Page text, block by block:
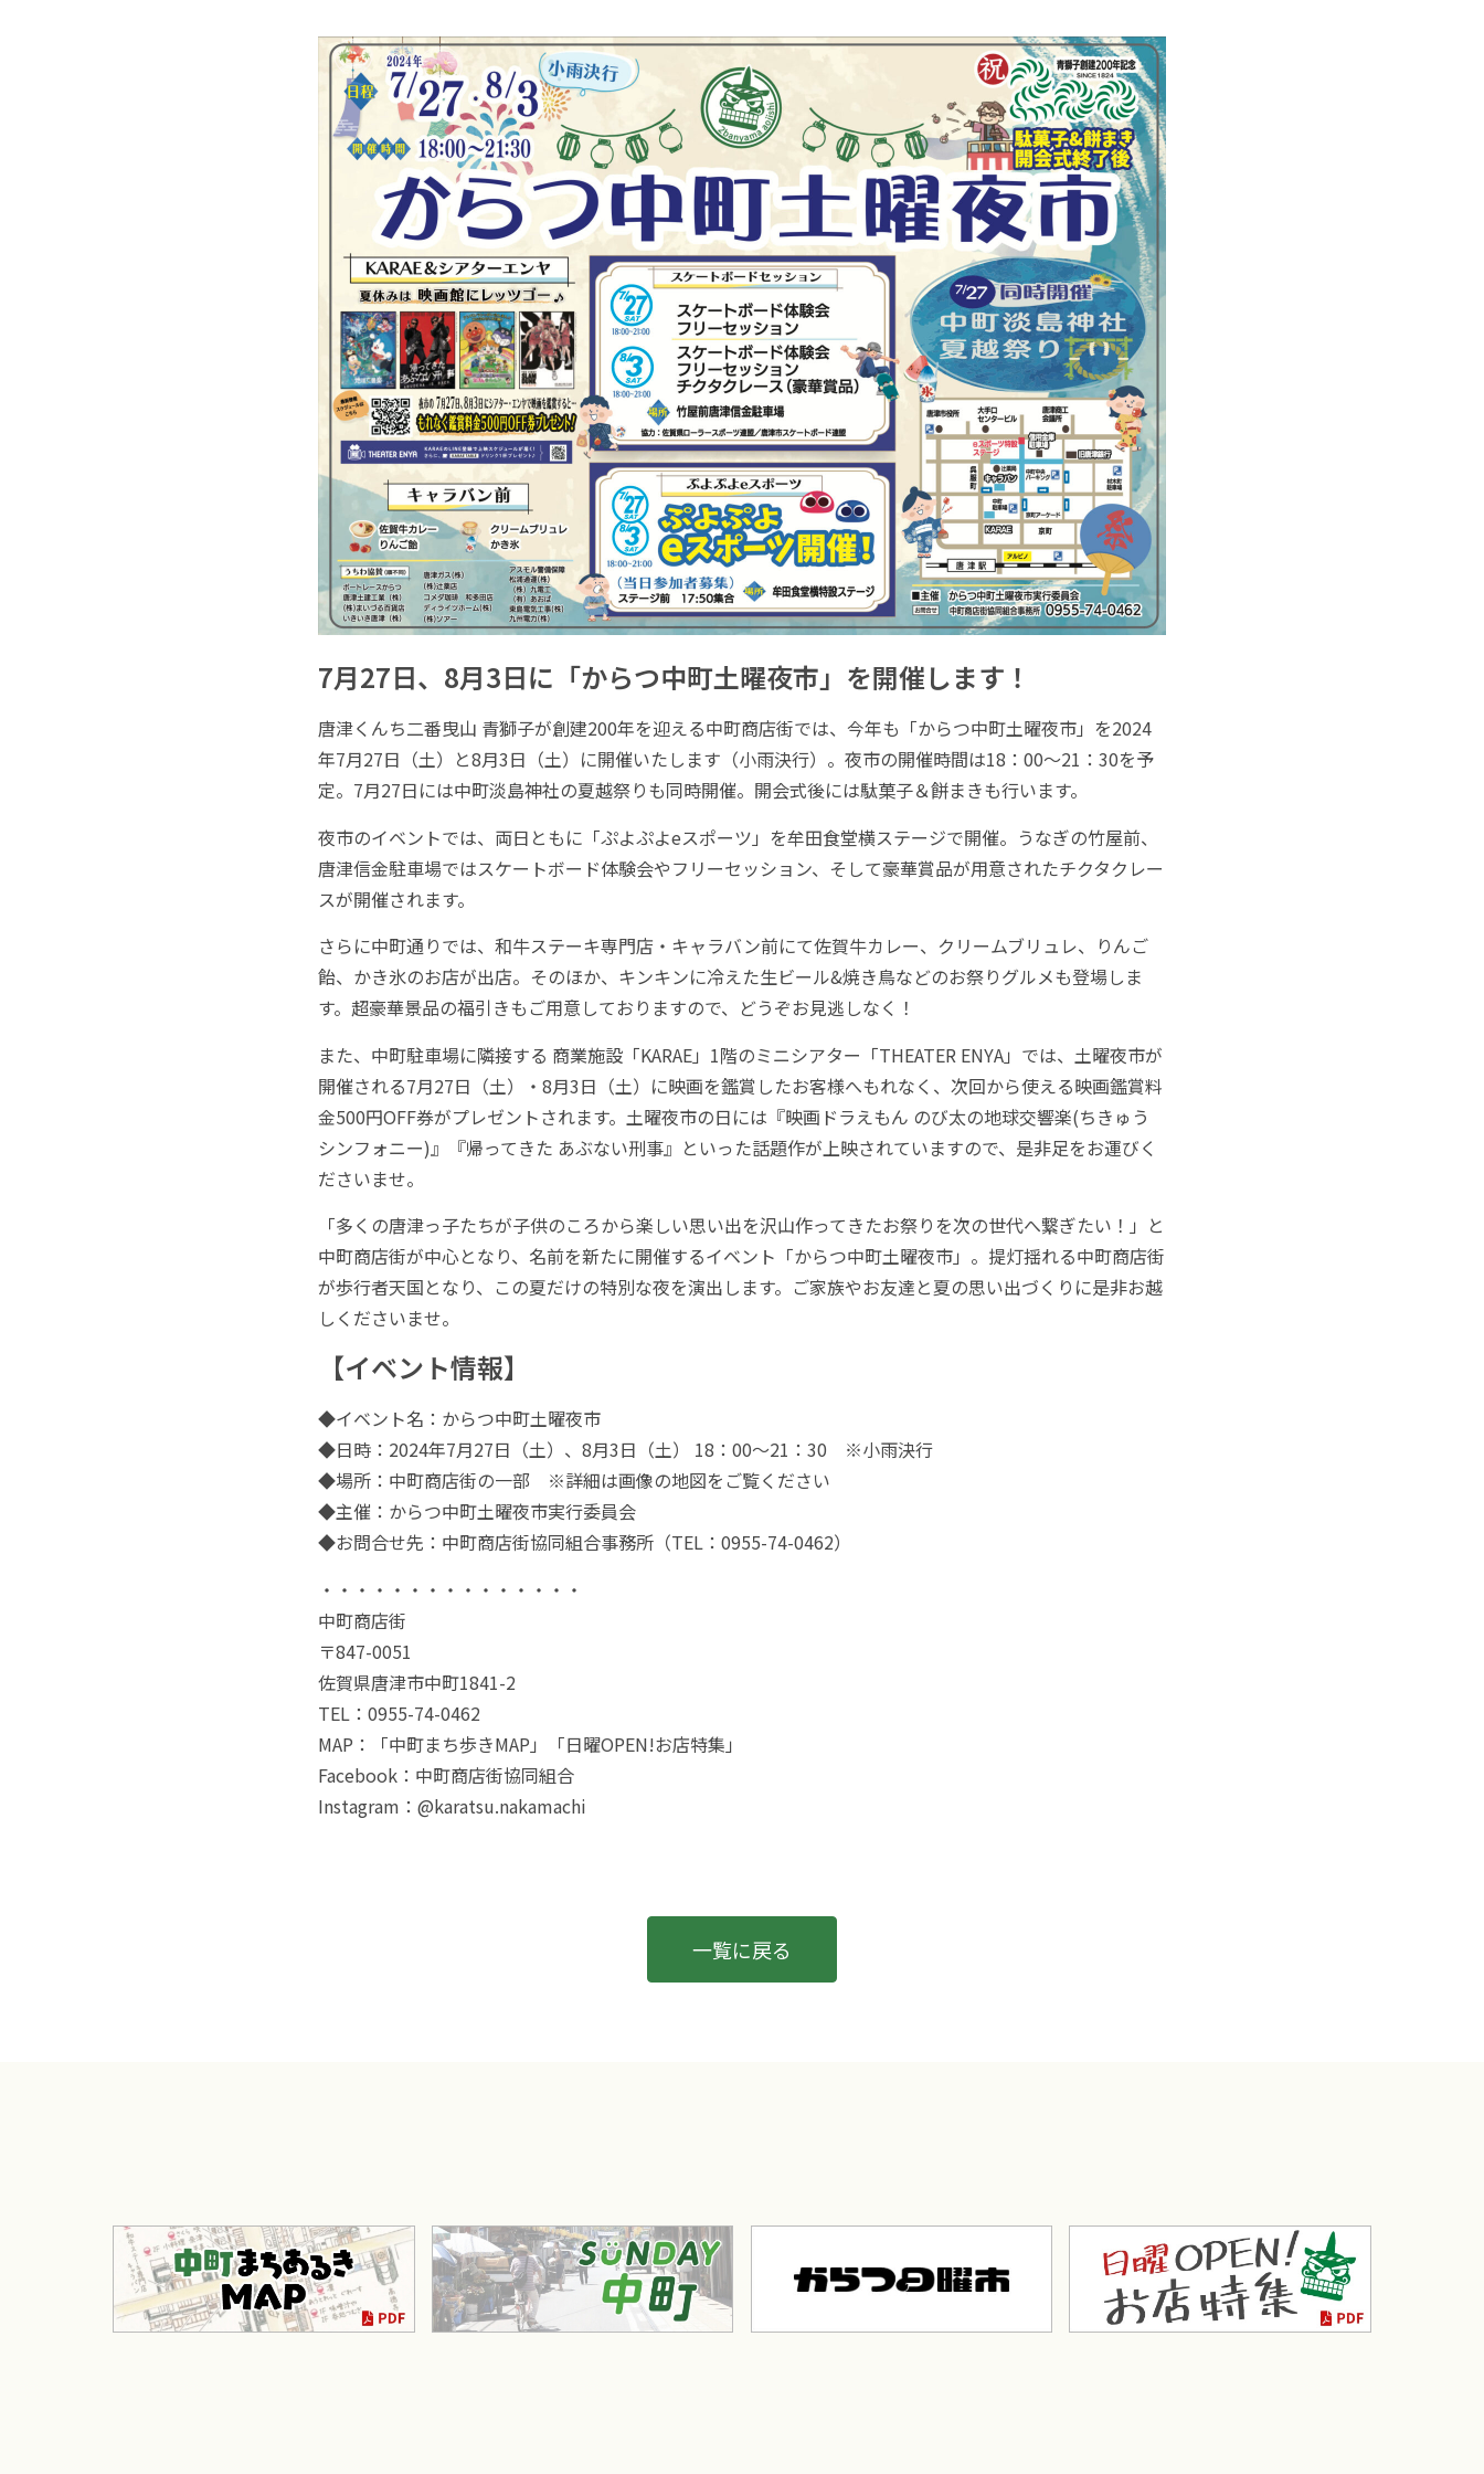
7月27日、8月3日に「からつ中町土曜夜市」を開催します！
唐津くんち二番曳山 青獅子が創建200年を迎える中町商店街では、今年も「からつ中町土曜夜市」を2024
年7月27日（土）と8月3日（土）に開催いたします（小雨決行）。夜市の開催時間は18：00～21：30を予
定。7月27日には中町淡島神社の夏越祭りも同時開催。開会式後には駄菓子＆餅まきも行います。
夜市のイベントでは、両日ともに「ぷよぷよeスポーツ」を牟田食堂横ステージで開催。うなぎの竹屋前、
唐津信金駐車場ではスケートボード体験会やフリーセッション、そして豪華賞品が用意されたチクタクレー
スが開催されます。
さらに中町通りでは、和牛ステーキ専門店・キャラバン前にて佐賀牛カレー、クリームブリュレ、りんご
飴、かき氷のお店が出店。そのほか、キンキンに冷えた生ビール&焼き鳥などのお祭りグルメも登場しま
す。超豪華景品の福引きもご用意しておりますので、どうぞお見逃しなく！
また、中町駐車場に隣接する 商業施設「KARAE」1階のミニシアター「THEATER ENYA」では、土曜夜市が
開催される7月27日（土）・8月3日（土）に映画を鑑賞したお客様へもれなく、次回から使える映画鑑賞料
金500円OFF券がプレゼントされます。土曜夜市の日には『映画ドラえもん のび太の地球交響楽(ちきゅう
シンフォニー)』『帰ってきた あぶない刑事』といった話題作が上映されていますので、是非足をお運びく
ださいませ。
「多くの唐津っ子たちが子供のころから楽しい思い出を沢山作ってきたお祭りを次の世代へ繋ぎたい！」と
中町商店街が中心となり、名前を新たに開催するイベント「からつ中町土曜夜市」。提灯揺れる中町商店街
が歩行者天国となり、この夏だけの特別な夜を演出します。ご家族やお友達と夏の思い出づくりに是非お越
しくださいませ。
【イベント情報】
◆イベント名：からつ中町土曜夜市
◆日時：2024年7月27日（土）、8月3日（土） 18：00～21：30 ※小雨決行
◆場所：中町商店街の一部 ※詳細は画像の地図をご覧ください
◆主催：からつ中町土曜夜市実行委員会
◆お問合せ先：中町商店街協同組合事務所（TEL：0955-74-0462）
・・・・・・・・・・・・・・・
中町商店街
〒847-0051
佐賀県唐津市中町1841-2
TEL：0955-74-0462
MAP：
「中町まち歩きMAP」
「日曜OPEN!お店特集」
Facebook： 中町商店街協同組合
Instagram： @karatsu.nakamachi
一覧に戻る